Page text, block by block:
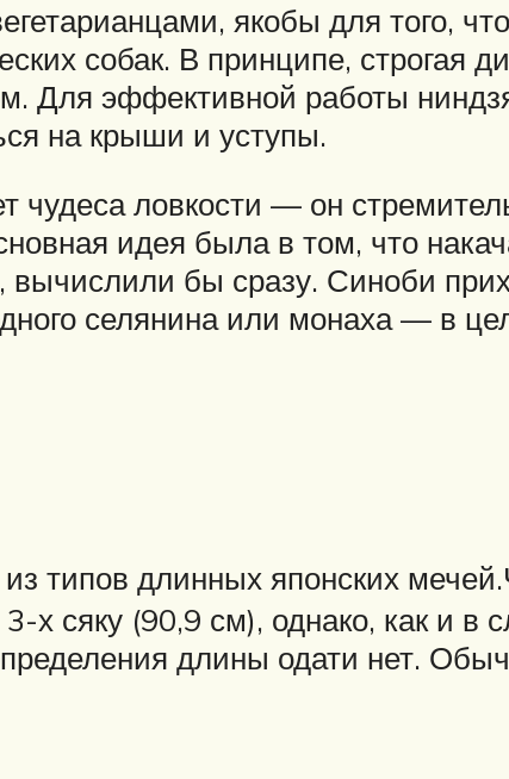
якобы для того,
собак. В принципе, строгая
Для эффективной работы
на крыши и уступы.
чудеса ловкости — он
идея была в том, что
бы сразу. Синоби
селянина или монаха — в
типов длинных японских
сяку (90,9 см), однако, как и в
длины одати нет.